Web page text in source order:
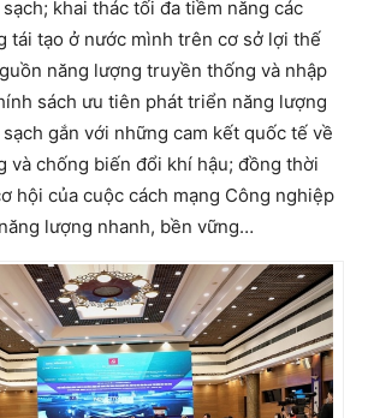
khai thác tối đa tiềm năng các
tái tạo ở nước mình trên cơ sở lợi thế
năng lượng truyền thống và nhập
sách ưu tiên phát triển năng lượng
gắn với những cam kết quốc tế về
và chống biến đổi khí hậu; đồng thời
hội của cuộc cách mạng Công nghiệp
lượng nhanh, bền vững…